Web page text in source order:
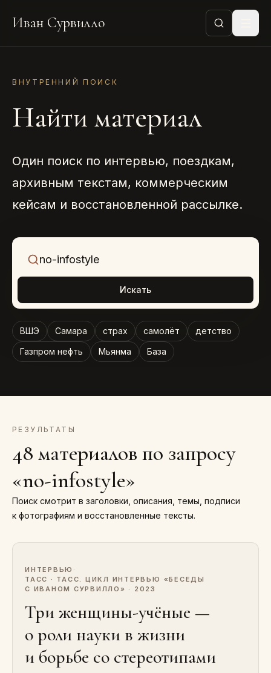
Иван Сурвилло
ВНУТРЕННИЙ ПОИСК
Найти материал
Один поиск по интервью, поездкам,
архивным текстам, коммерческим
кейсам и восстановленной рассылке.
Искать
ВШЭ Самара страх самолёт
детство
Газпром нефть
Мьянма База
РЕЗУЛЬТАТЫ
48 материалов по запросу
«no-infostyle»
Поиск смотрит в заголовки, описания, темы, подписи
к фотографиям и восстановленные тексты.
ИНТЕРВЬЮ ·
ТАСС · ТАСС. ЦИКЛ ИНТЕРВЬЮ «БЕСЕДЫ
С ИВАНОМ СУРВИЛЛО» · 2023
Три женщины-учёные —
о роли науки в жизни
и борьбе со стереотипами